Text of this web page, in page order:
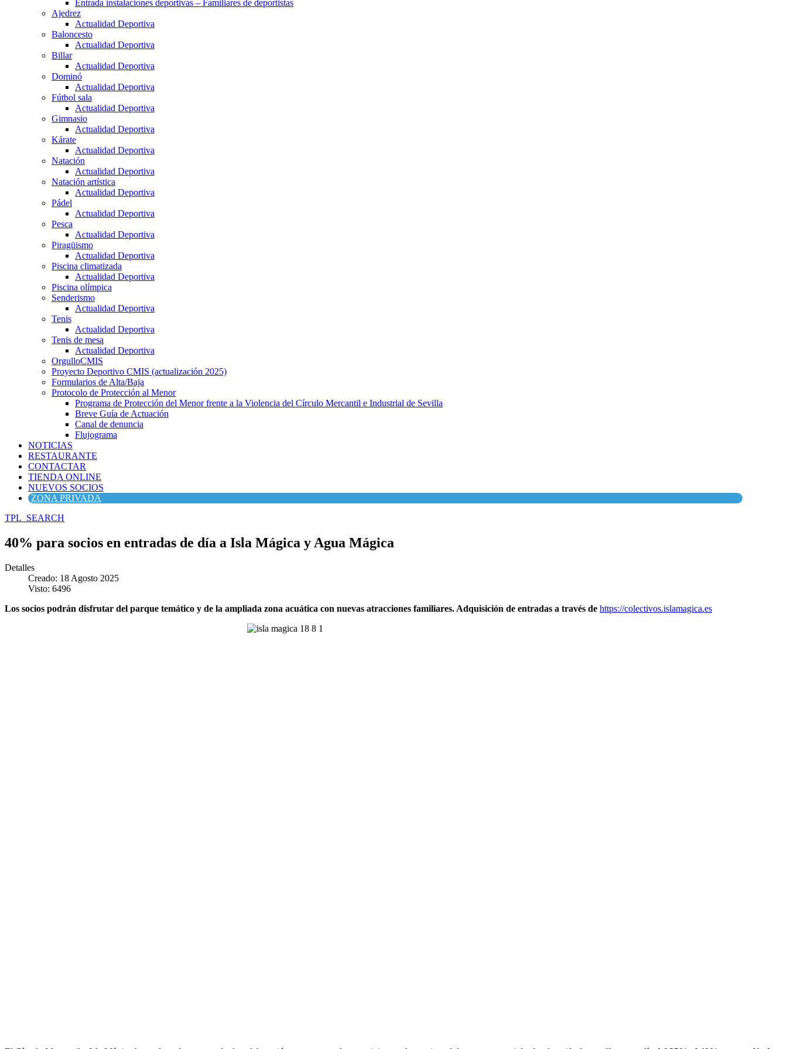
Entrada instalaciones deportivas – Familiares de deportistas
Ajedrez
Actualidad Deportiva
Baloncesto
Actualidad Deportiva
Billar
Actualidad Deportiva
Dominó
Actualidad Deportiva
Fútbol sala
Actualidad Deportiva
Gimnasio
Actualidad Deportiva
Kárate
Actualidad Deportiva
Natación
Actualidad Deportiva
Natación artística
Actualidad Deportiva
Pádel
Actualidad Deportiva
Pesca
Actualidad Deportiva
Piragüismo
Actualidad Deportiva
Piscina climatizada
Actualidad Deportiva
Piscina olímpica
Senderismo
Actualidad Deportiva
Tenis
Actualidad Deportiva
Tenis de mesa
Actualidad Deportiva
OrgulloCMIS
Proyecto Deportivo CMIS (actualización 2025)
Formularios de Alta/Baja
Protocolo de Protección al Menor
Programa de Protección del Menor frente a la Violencia del Círculo Mercantil e Industrial de Sevilla
Breve Guía de Actuación
Canal de denuncia
Flujograma
NOTICIAS
RESTAURANTE
CONTACTAR
TIENDA ONLINE
NUEVOS SOCIOS
ZONA PRIVADA
TPL_SEARCH
40% para socios en entradas de día a Isla Mágica y Agua Mágica
Detalles
Creado: 18 Agosto 2025
Visto: 6496
Los socios podrán disfrutar del parque temático y de la ampliada zona acuática con nuevas atracciones familiares. Adquisición de entradas a través de https://colectivos.islamagica.es